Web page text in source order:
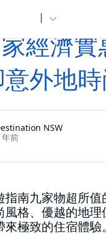
經濟實
外地時
NSW
前
指南九家物超所值
風格、優越的地理
來極致的住宿體驗